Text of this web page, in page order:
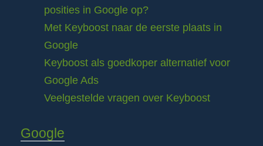
posities in Google op?
Met Keyboost naar de eerste plaats in
Google
Keyboost als goedkoper alternatief voor
Google Ads
Veelgestelde vragen over Keyboost
Google